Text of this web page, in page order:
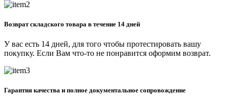
Возврат складского товара в течение 14 дней
У вас есть 14 дней, для того чтобы протестировать вашу
покупку. Если Вам что-то не понравится оформим возврат.
Гарантия качества и полное документальное сопровождение